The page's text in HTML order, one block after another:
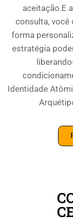
aceitação.E
consulta, você
forma
estratégia
Identidade